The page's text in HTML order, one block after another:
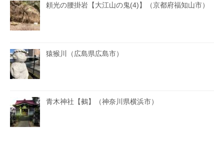
頼光の腰掛岩【大江山の鬼(4)】（京都府福知山市）
猿猴川（広島県広島市）
青木神社【鵺】（神奈川県横浜市）